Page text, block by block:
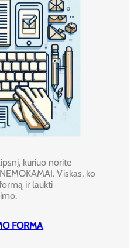
kuriuo norite
Viskas, ko
ir laukti
FORMA